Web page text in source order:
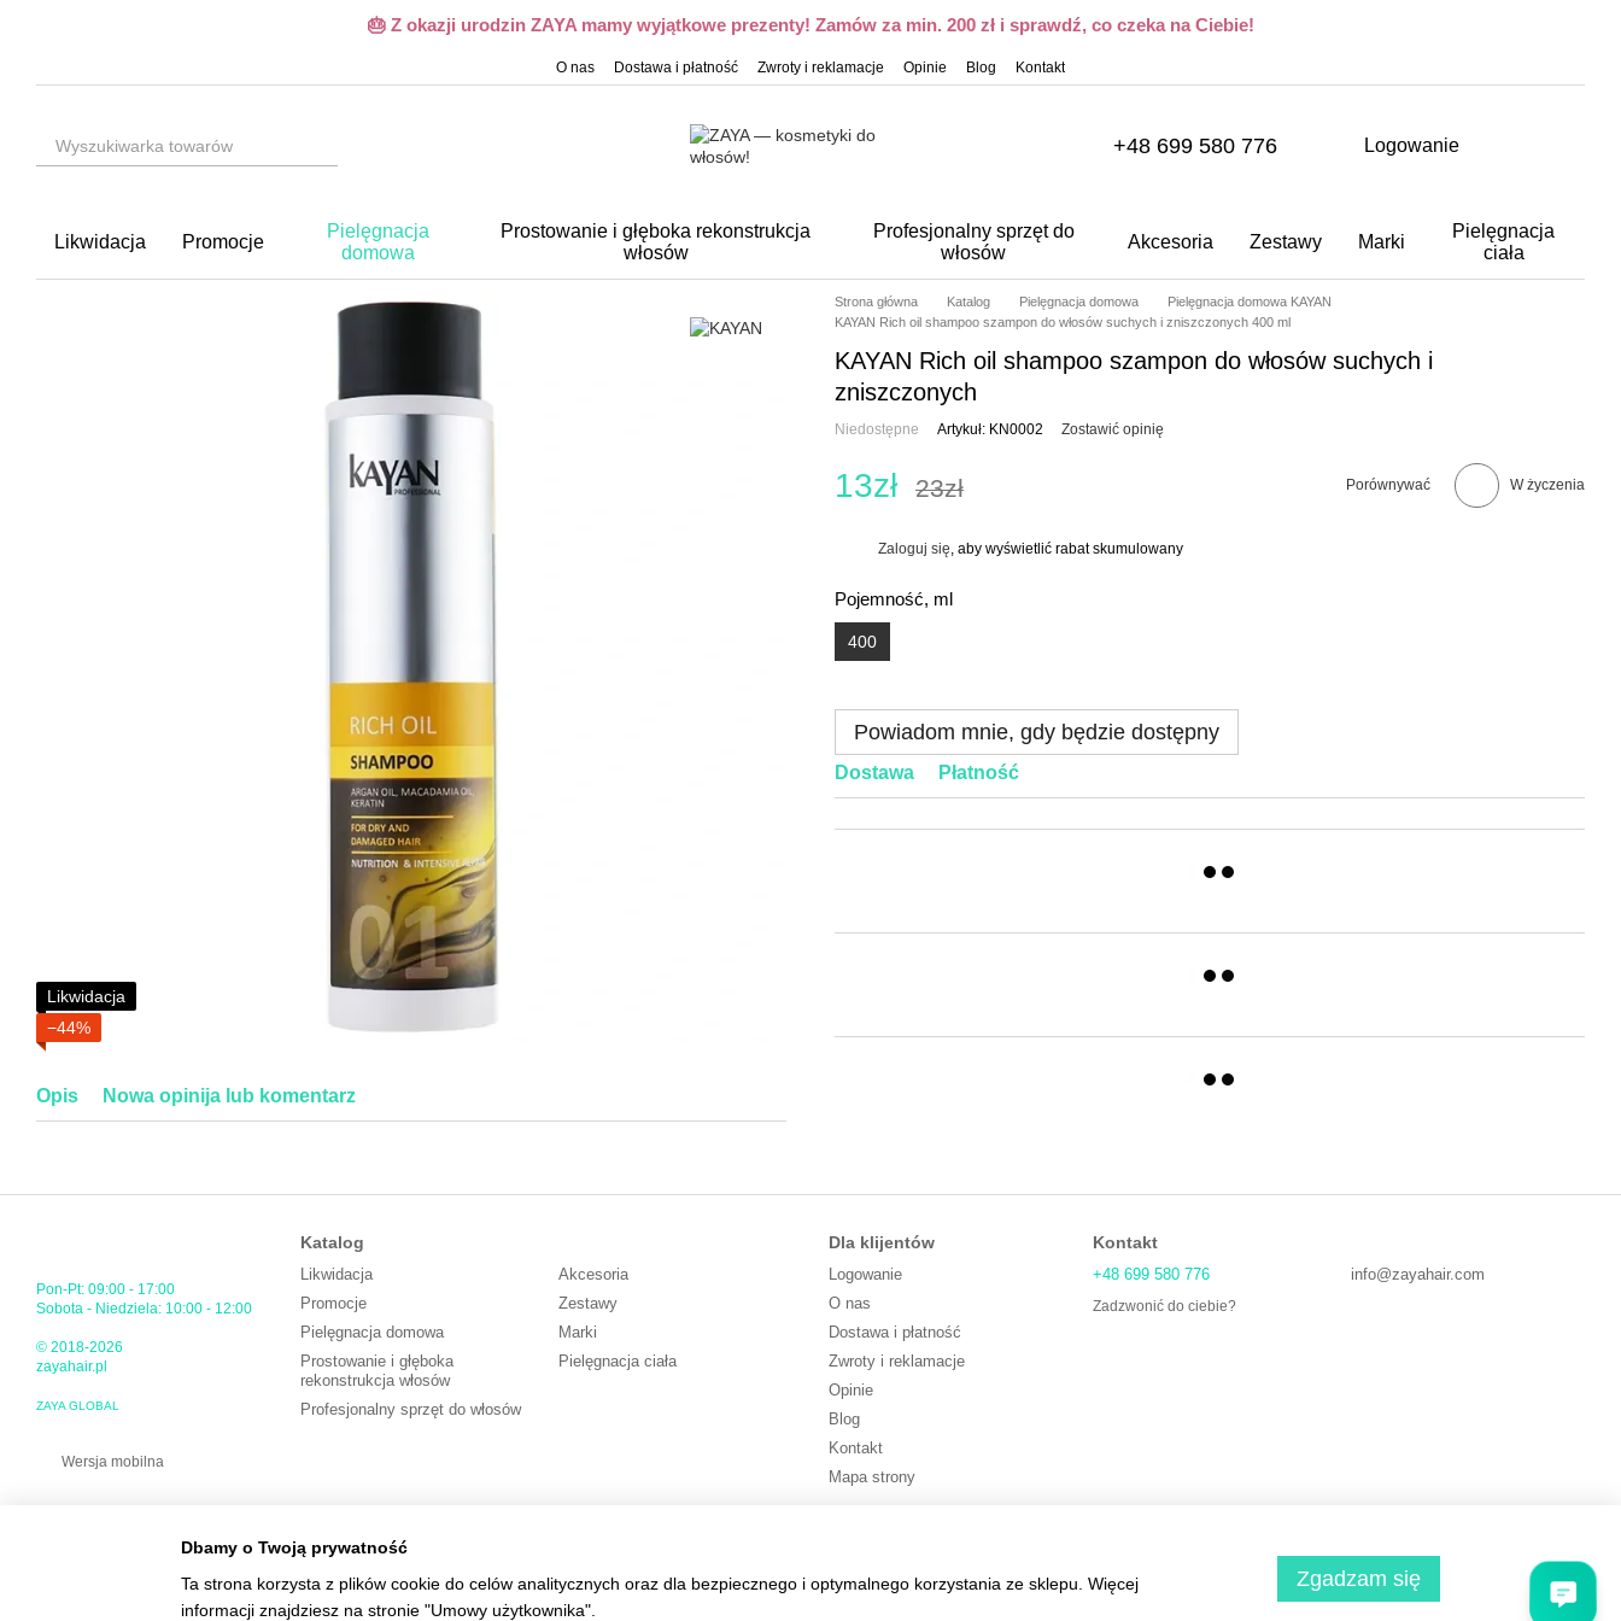
🎂 Z okazji urodzin ZAYA mamy wyjątkowe prezenty! Zamów za min. 200 zł i sprawdź, co czeka na Ciebie!
O nas Dostawa i płatność Zwroty i reklamacje Opinie Blog Kontakt
+48 699 580 776 Logowanie
Likwidacja Promocje
Pielęgnacja
domowa
Prostowanie i głęboka rekonstrukcja
włosów
Profesjonalny sprzęt do
włosów
Akcesoria Zestawy Marki
Pielęgnacja
ciała
Likwidacja
−44%
Opis Nowa opinija lub komentarz
Strona główna Katalog Pielęgnacja domowa
Pielęgnacja domowa KAYAN
KAYAN Rich oil shampoo szampon do włosów suchych i zniszczonych 400 ml
KAYAN Rich oil shampoo szampon do włosów suchych i
zniszczonych
Niedostępne Artykuł: KN0002 Zostawić opinię
13zł 23zł Porównywać W życzenia
Zaloguj się , aby wyświetlić rabat skumulowany
Pojemność, ml
400
Powiadom mnie, gdy będzie dostępny
Dostawa Płatność
Pon-Pt: 09:00 - 17:00
Sobota - Niedziela: 10:00 - 12:00
© 2018-2026
zayahair.pl
ZAYA GLOBAL
Wersja mobilna
Katalog
Likwidacja
Promocje
Pielęgnacja domowa
Prostowanie i głęboka
rekonstrukcja włosów
Profesjonalny sprzęt do włosów
Akcesoria
Zestawy
Marki
Pielęgnacja ciała
Dla klijentów
Logowanie
O nas
Dostawa i płatność
Zwroty i reklamacje
Opinie
Blog
Kontakt
Mapa strony
Kontakt
+48 699 580 776
Zadzwonić do ciebie?
info@zayahair.com
Dbamy o Twoją prywatność
Ta strona korzysta z plików cookie do celów analitycznych oraz dla bezpiecznego i optymalnego korzystania ze sklepu. Więcej
informacji znajdziesz na stronie "Umowy użytkownika".
Zgadzam się